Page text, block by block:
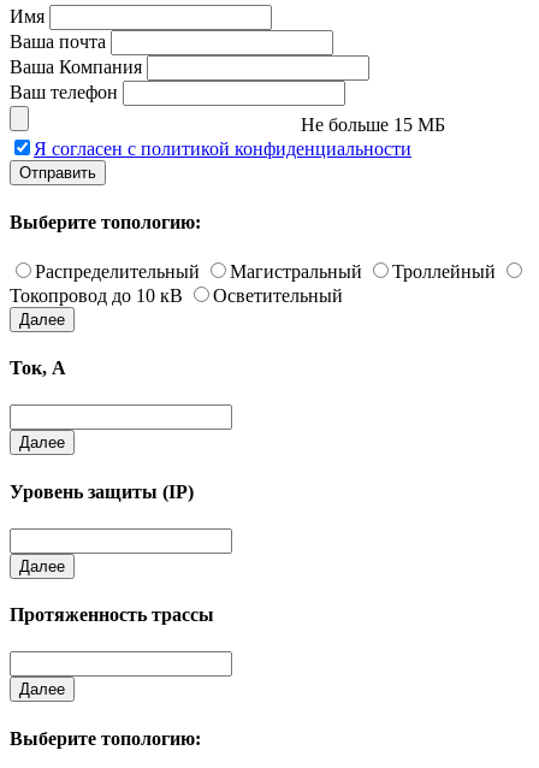
Имя
Ваша почта
Ваша Компания
Ваш телефон
Не больше 15 МБ
Я согласен с политикой конфиденциальности
Отправить
Выберите топологию:
Распределительный Магистральный
Троллейный
Токопровод до 10 кВ
Осветительный
Далее
Ток, А
Далее
Уровень защиты (IP)
Далее
Протяженность трассы
Далее
Выберите топологию: